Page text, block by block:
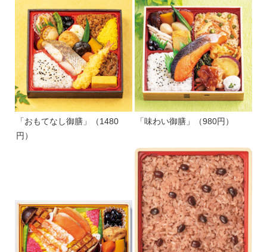
「おもてなし御膳」（1480
円）
「味わい御膳」（980円）